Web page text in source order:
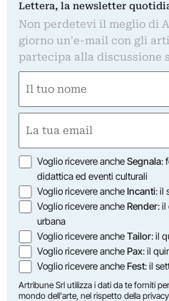
Lettera, la newsletter
Non perdetevi il meglio di
giorno un'e-mail con gli
partecipa alla discussione
(Required)
First
(Required)
Opzioni
Voglio ricevere ancheSegnala:
didattica ed eventi culturali
Voglio ricevere ancheIncanti: il
Voglio ricevere ancheRender: il
urbana
Voglio ricevere ancheTailor: il
Voglio ricevere anchePax: il
Voglio ricevere ancheFest: il
Artribune Srl utilizza i dati da te forniti
mondo dell'arte, nel rispetto della